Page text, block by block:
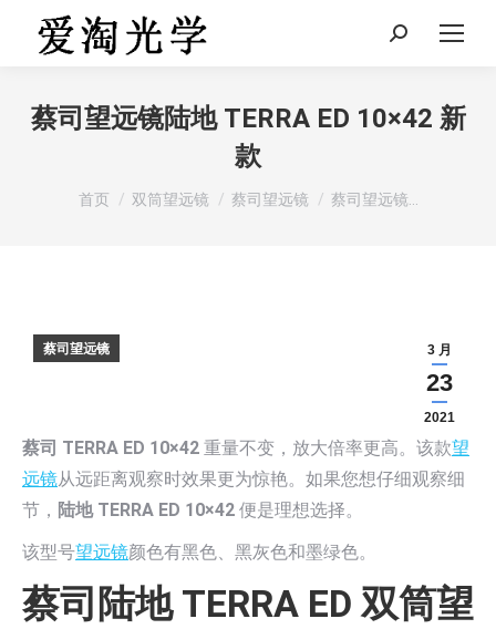
Search:
蔡司望远镜陆地 TERRA ED 10×42 新
款
您在这里：
首页 双筒望远镜 蔡司望远镜 蔡司望远镜…
3 月
23
2021
蔡司望远镜
蔡司 TERRA ED 10×42 重量不变，放大倍率更高。该款望
远镜从远距离观察时效果更为惊艳。如果您想仔细观察细
节， 陆地 TERRA ED 10×42 便是理想选择。
该型号望远镜颜色有黑色、黑灰色和墨绿色。
蔡司陆地 TERRA ED 双筒望